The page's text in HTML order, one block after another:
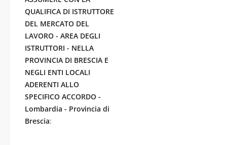
QUALIFICA DI ISTRUTTORE
DEL MERCATO DEL
LAVORO - AREA DEGLI
ISTRUTTORI - NELLA
PROVINCIA DI BRESCIA E
NEGLI ENTI LOCALI
ADERENTI ALLO
SPECIFICO ACCORDO -
Lombardia - Provincia di
Brescia: